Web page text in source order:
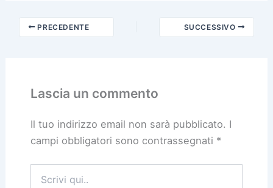
PRECEDENTE SUCCESSIVO
Lascia un commento
Il tuo indirizzo email non sarà pubblicato. I
campi obbligatori sono contrassegnati *
qui..